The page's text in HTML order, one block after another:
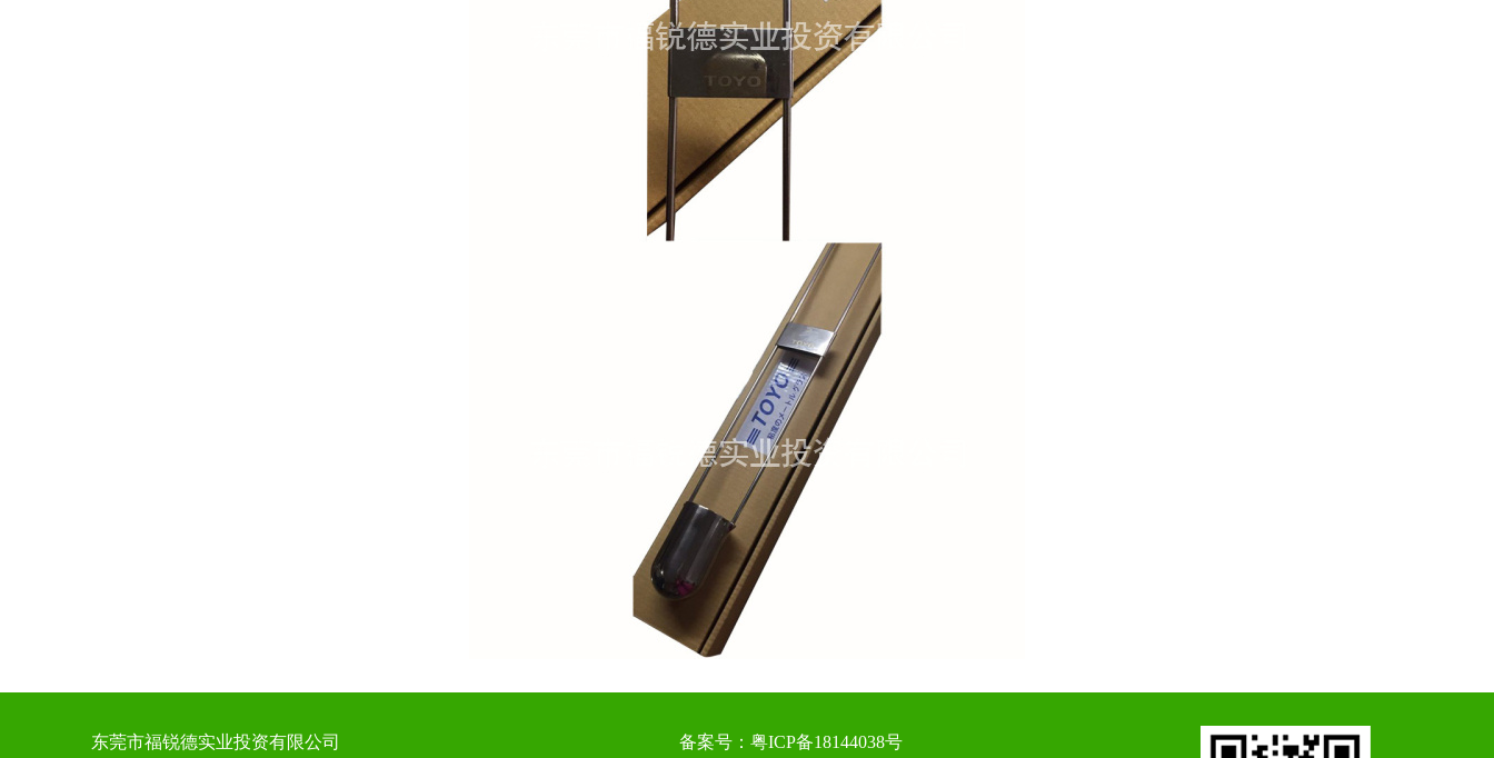
东莞市福锐德实业投资有限公司 备案号： 粤ICP备18144038号